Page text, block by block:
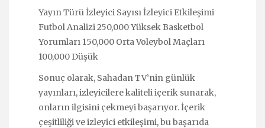
Yayın Türü İzleyici Sayısı İzleyici Etkileşimi
Futbol Analizi 250,000 Yüksek Basketbol
Yorumları 150,000 Orta Voleybol Maçları
100,000 Düşük
Sonuç olarak, Sahadan TV’nin günlük
yayınları, izleyicilere kaliteli içerik sunarak,
onların ilgisini çekmeyi başarıyor. İçerik
çeşitliliği ve izleyici etkileşimi, bu başarıda